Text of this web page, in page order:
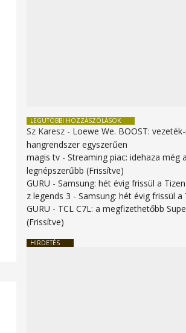
LEGUTÓBBI HOZZÁSZÓLÁSOK
Sz Karesz - Loewe We. BOOST:
hangrendszer egyszerűen
magis tv -Streaming piac: idehaza még
legnépszerűbb (Frissítve)
GURU -Samsung: hét évig frissül a
z legends 3 -Samsung: hét évig frissül a
GURU - TCL C7L: a megfizethetőbb
(Frissítve)
HIRDETÉS